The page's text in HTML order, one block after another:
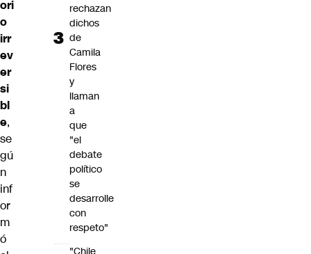
ori
o
irr
ev
er
si
bl
e,
se
gú
n
inf
or
m
ó
rechazan
dichos
de
Camila
Flores
y
llaman
a
que
"el
debate
político
se
desarrolle
con
respeto"
"Chile